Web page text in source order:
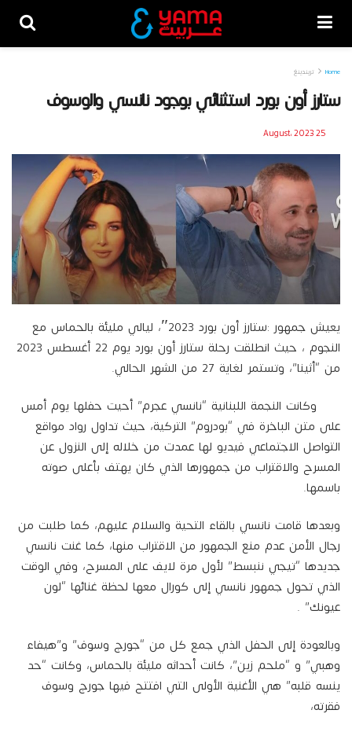
Home تريندينغ
ستارز أون بورد استثنائي بوجود نانسي والوسوف
25 August، 2023
يعيش جمهور :ستارز أون بورد 2023″، ليالي مليئة بالحماس مع
النجوم ، حيث انطلقت رحلة ستارز أون بورد يوم 22 أغسطس 2023
من “أثينا”، وتستمر لغاية 27 من الشهر الحالي.
وكانت النجمة اللبنانية “نانسي عجرم” أحيت حفلها يوم أمس
على متن الباخرة في “بودروم” التركية، حيث تداول رواد مواقع
التواصل الاجتماعي فيديو لها عمدت من خلاله إلى النزول عن
المسرح والاقتراب من جمهورها الذي كان يهتف بأعلى صوته
باسمها.
وبعدها قامت نانسي بالقاء التحية والسلام عليهم، كما طلبت من
رجال الأمن عدم منع الجمهور من الاقتراب منها، كما غنت نانسي
جديدها “تيجي ننبسط” لأول مرة لايف على المسرح، وفي الوقت
الذي تحول جمهور نانسي إلى كورال معها لحظة غنائها “لون
عيونك” .
وبالعودة إلى الحفل الذي جمع كل من “جورج وسوف” و”هيفاء
وهبي” و “ملحم زين”، كانت أحداثه مليئة بالحماس، وكانت “حد
ينسه قلبه” هي الأغنية الأولى التي افتتح فيها جورج وسوف
فقرته،